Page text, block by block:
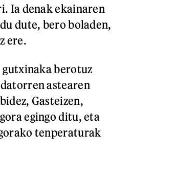
Ia denak ekainaren
dute, bero boladen,
ere.
gutxinaka berotuz
astearen
Gasteizen,
egingo ditu, eta
tenperaturak